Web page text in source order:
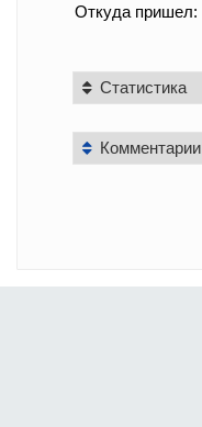
Откуда пришел:
Статистика
Комментарии